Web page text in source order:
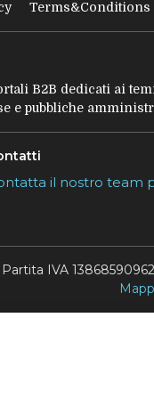
Terms&Conditions
B2B dedicati ai
e pubbliche
il nostro team
IVA